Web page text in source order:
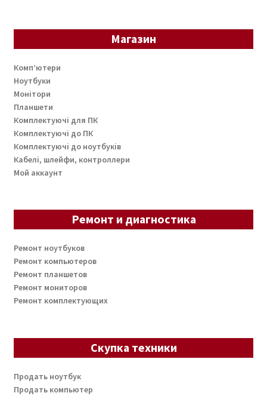
Магазин
Комп’ютери
Ноутбуки
Монітори
Планшети
Комплектуючі для ПК
Комплектуючі до ПК
Комплектуючі до ноутбуків
Кабелі, шлейфи, контроллери
Мой аккаунт
Ремонт и диагностика
Ремонт ноутбуков
Ремонт компьютеров
Ремонт планшетов
Ремонт мониторов
Ремонт комплектующих
Скупка техники
Продать ноутбук
Продать компьютер